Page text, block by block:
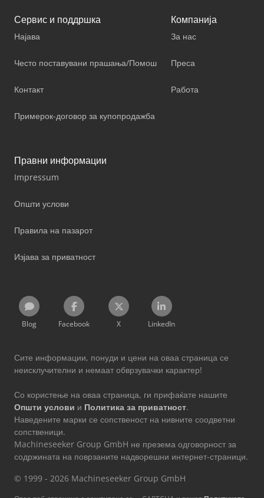
Сервис и поддршка
Најава
Често поставувани прашања/Помош
Контакт
Примерок-договор за купопродажба
Компанија
За нас
Преса
Работа
Правни информации
Impressum
Општи услови
Правила на пазарот
Изјава за приватност
Blog Facebook X LinkedIn
Сите информации, понуди и цени на оваа страница се
неисклучителни и немаат обврзувачки карактер!
Со користење на оваа страница, ги прифаќате нашите
Општи услови и Политика за приватност.
Наведените марки се сопственост на нивните соодветни
сопственици.
Machineseeker Group GmbH не презема одговорност за
содржината на поврзаните надворешни интернет-страници.
© 1999 - 2026 Machineseeker Group GmbH